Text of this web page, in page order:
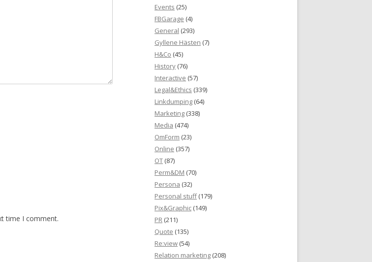
time I comment.
Events (25)
FBGarage (4)
General (293)
Gyllene Hästen (7)
H&Co (45)
History (76)
Interactive (57)
Legal&Ethics (339)
Linkdumping (64)
Marketing (338)
Media (474)
OmForm (23)
Online (357)
OT (87)
Perm&DM (70)
Persona (32)
Personal stuff(179)
Pix&Graphic (149)
PR (211)
Quote (135)
Re:view (54)
Relation marketing (208)